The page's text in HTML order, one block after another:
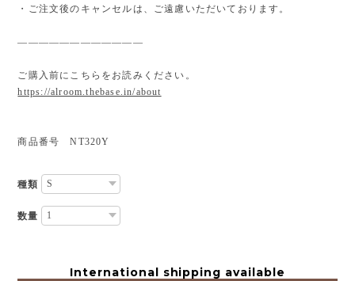
・ご注文後のキャンセルは、ご遠慮いただいております。
————————————
ご購入前にこちらをお読みください。
https://alroom.thebase.in/about
商品番号 NT320Y
種類
数量
International shipping available